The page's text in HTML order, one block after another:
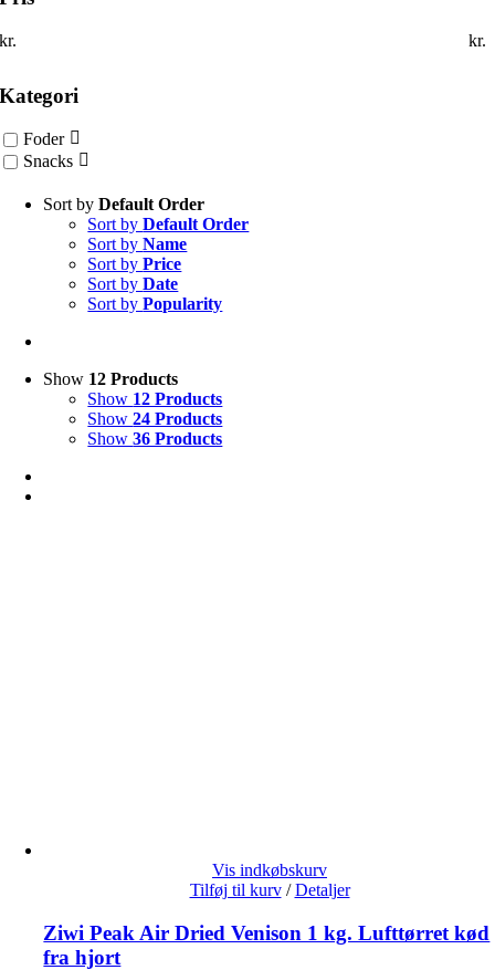
kr. kr.
Kategori
Foder
Snacks
Sort byDefault Order
Sort byDefault Order
Sort byName
Sort byPrice
Sort byDate
Sort byPopularity
Show 12 Products
Show 12 Products
Show24 Products
Show36 Products
Vis indkøbskurv
Tilføj til kurv / Detaljer
Ziwi Peak Air Dried Venison 1 kg. Lufttørret kød
fra hjort